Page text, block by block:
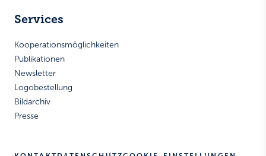
Services
Kooperationsmöglichkeiten
Publikationen
Newsletter
Logobestellung
Bildarchiv
Presse